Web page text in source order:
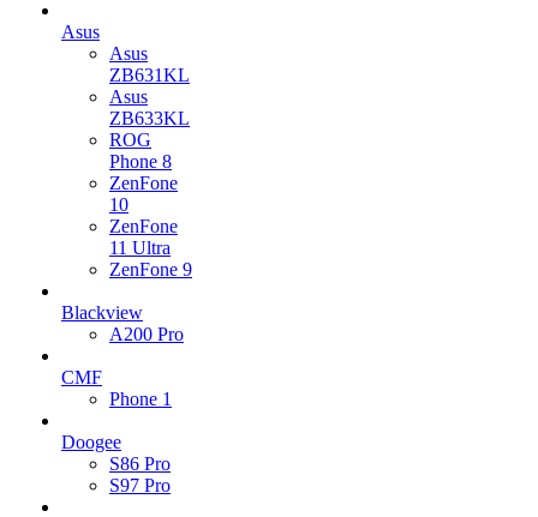
Asus
Asus
ZB631KL
Asus
ZB633KL
ROG
Phone 8
ZenFone
10
ZenFone
11 Ultra
ZenFone 9
Blackview
A200 Pro
CMF
Phone 1
Doogee
S86 Pro
S97 Pro